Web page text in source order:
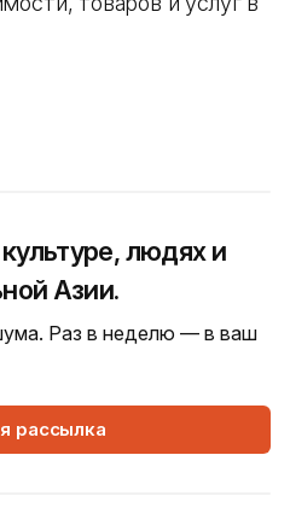
людях и
Азии.
Раз в неделю — в ваш
рассылка